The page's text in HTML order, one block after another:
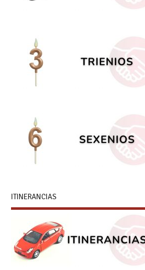
ITINERANCIAS